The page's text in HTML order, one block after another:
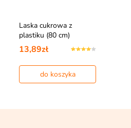
Laska cukrowa z
plastiku (80 cm)
13,89zł
do koszyka